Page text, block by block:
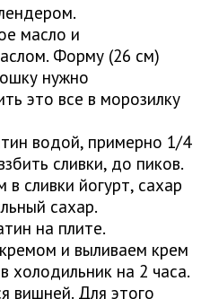
масло и
Форму (26 см)
нужно
это все в морозилку
водой, примерно 1/4
сливки, до пиков.
сливки йогурт, сахар
сахар.
на плите.
и выливаем крем
холодильник на 2 часа.
вишней. Для этого